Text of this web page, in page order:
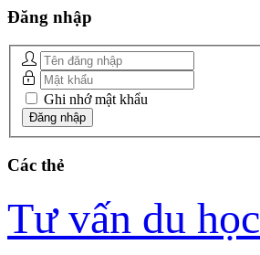
Đăng nhập
Ghi nhớ mật khẩu
Các thẻ
Tư vấn du học